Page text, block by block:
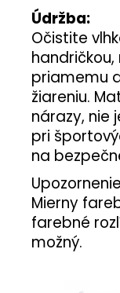
Údržba:
Očistite
priamemu
žiareniu.
nárazy, nie
pri
na
Mierny
farebné
možný.